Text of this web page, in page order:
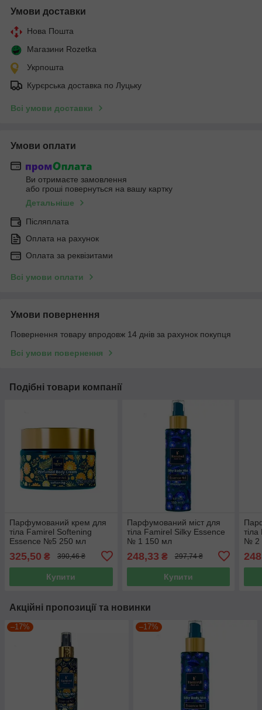
Умови доставки
Нова Пошта
Магазини Rozetka
Укрпошта
Курєрська доставка по Луцьку
Всі умови доставки
Умови оплати
Ви отримаєте замовлення
або гроші повернуться на вашу картку
Детальніше
Післяплата
Оплата на рахунок
Оплата за реквізитами
Всі умови оплати
Умови повернення
Повернення товару впродовж 14 днів за рахунок покупця
Всі умови повернення
Подібні товари компанії
Парфумований крем для
тіла Famirel Softening
Essence №5 250 мл
325,50 ₴ 390,46 ₴
Купити
Парфумований міст для
тіла Famirel Silky Essence
№ 1 150 мл
248,33 ₴ 297,74 ₴
Купити
№ 2
Акційні пропозиції та новинки
–17% –17%